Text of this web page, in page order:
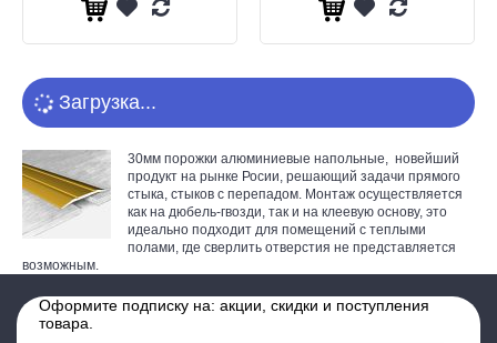
Загрузка...
30мм порожки алюминиевые напольные, новейший
продукт на рынке Росии, решающий задачи прямого
стыка, стыков с перепадом. Монтаж осуществляется
как на дюбель-гвозди, так и на клеевую основу, это
идеально подходит для помещений с теплыми
полами, где сверлить отверстия не представляется
возможным.
Оформите подписку на: акции, скидки и поступления
товара.